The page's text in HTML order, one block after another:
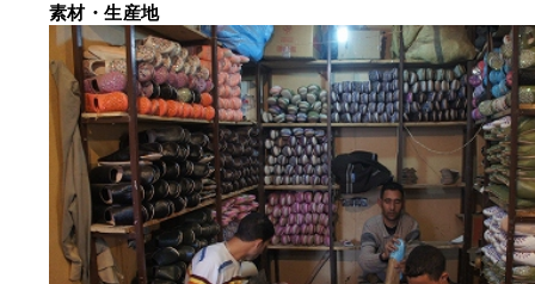
素材・生産地